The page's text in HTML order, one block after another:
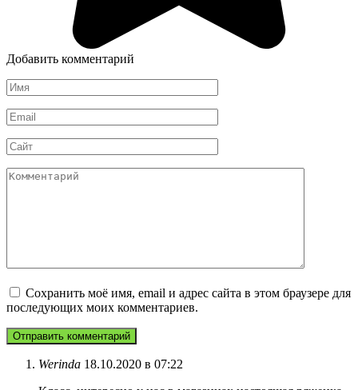
Добавить комментарий
Имя
*
Email
*
Сайт
Комментарий
Сохранить моё имя, email и адрес сайта в этом браузере для
последующих моих комментариев.
Werinda 18.10.2020 в 07:22